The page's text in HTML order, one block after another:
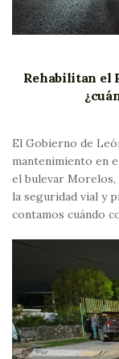
Rehabilitan el
El Gobierno de
mantenimiento en
el bulevar
la seguridad vial y
contamos cuándo